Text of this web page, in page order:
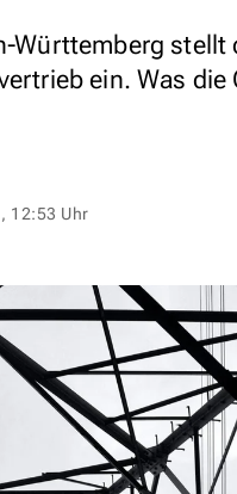
Württemberg stellt
ein. Was
12:53 Uhr